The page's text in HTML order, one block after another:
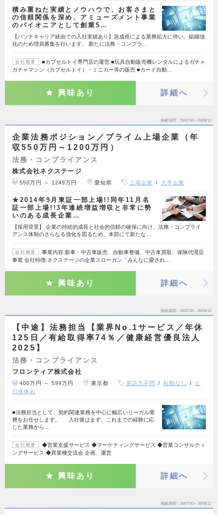
積み重ねた実績とノウハウで、お客さまと
の信頼関係を深め、アミューズメント事業
のパイオニアとして創業5…
【パソナキャリア経由での入社実績あり】急成長による業務拡大に伴い、組織強
化のため増員募集を行います。 新たに法務・コンプラ…
会社概要
■カプセルトイ専門店の運営 ■玩具自動販売機レンタルによるガチャ
ガチャマシン（カプセルトイ）・ミニカー等の販売 ■カード自動…
興味あり 詳細へ
掲載期間 26/07/30～26/08/12
企業法務ポジション／プライム上場企業（年
収550万円～1200万円）
法務・コンプライアンス
株式会社ネクステージ
550万円 ～ 1249万円 愛知県 上場企業 大手企業
★2014年9月東証一部上場!!同年11月名
証一部上場!!3年連続増益増収と非常に勢
いのある成長企業…
【採用背景】 企業の持続的成長と社会的信頼の確保に向け、法務・コンプライ
アンス体制のさらなる強化を図るため、本部にて新たな…
会社概要
事業内容:新車・中古車販売、自動車整備、中古車買取、保険代理店
事業 会社特徴:ネクステージの企業スローガン「みんなに愛され…
興味あり 詳細へ
掲載期間 26/07/30～26/08/12
【中途】法務担当【業界No.1サービス／年休
125日／有給取得率74％／健康経営優良法人
2025】
法務・コンプライアンス
フロンティア株式会社
400万円 ～ 599万円 東京都 英語力不問 転勤なし
土
日祝休み
■法務担当として、契約関連業務を中心に幅広いリーガル業
務をお任せします。 入社後はまず、これまでの経験に応
じた業務から…
会社概要
◆営業支援サービス ◆マーケティングサービス ◆営業コンサルティ
ングサービス ◆異業種交流会 企画、運営
興味あり 詳細へ
掲載期間 26/07/30～26/08/12